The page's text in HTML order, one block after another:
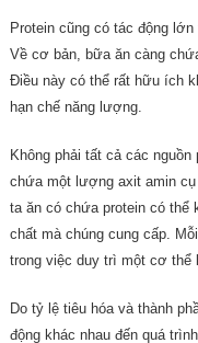
Protein cũng có tác động
Về cơ bản, bữa ăn càng
Điều này có thể rất hữu ích
hạn chế năng lượng.
Không phải tất cả các
chứa một lượng axit amin
ta ăn có chứa protein có thể
chất mà chúng cung cấp.
trong việc duy trì một cơ thể
Do tỷ lệ tiêu hóa và thành
động khác nhau đến quá